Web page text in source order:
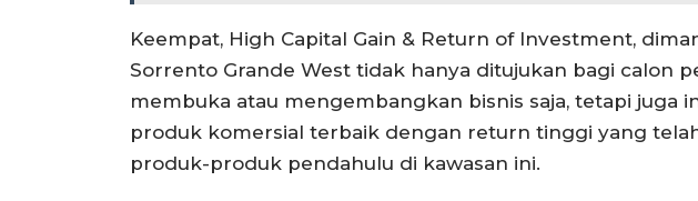
Keempat, High Capital Gain & Return of Investment,
Sorrento Grande West tidak hanya ditujukan bagi calon
membuka atau mengembangkan bisnis saja, tetapi juga
produk komersial terbaik dengan return tinggi yang
produk-produk pendahulu di kawasan ini.